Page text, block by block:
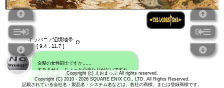
Copyright (c) えおまっぷ All rights reserved.
Copyright (C) 2010 - 2026 SQUARE ENIX CO., LTD. All Rights Reserved.
記載されている会社名・製品名・システム名などは、各社の商標、または登録商標です。
ギラバニア辺境地帯
[ 9.4 , 11.7 ]
金髪の女性闘士ですか……
すみません、ちょっと心当たりがないですね。
力になれず、申し訳ありません。